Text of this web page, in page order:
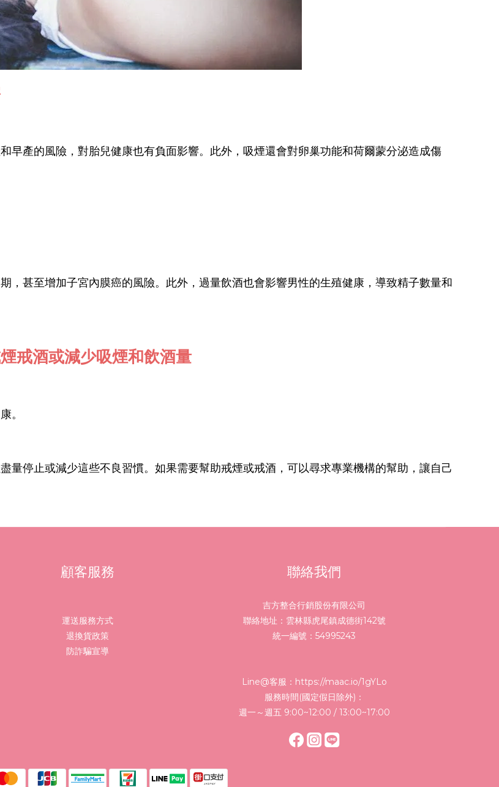
早產的風險，對胎兒健康也有負面影響。此外，吸煙還會對卵巢功能和荷爾蒙分泌造成傷
，甚至增加子宮內膜癌的風險。此外，過量飲酒也會影響男性的生殖健康，導致精子數量和
戒酒或減少吸煙和飲酒量
。
量停止或減少這些不良習慣。如果需要幫助戒煙或戒酒，可以尋求專業機構的幫助，讓自己
顧客服務
運送服務方式
退換貨政策
防詐騙宣導
聯絡我們
吉方整合行銷股份有限公司
聯絡地址：雲林縣虎尾鎮成德街142號
統一編號：54995243
Line@客服： https://maac.io/1gYLo
服務時間(國定假日除外)：
週一～週五 9:00~12:00 / 13:00~17:00